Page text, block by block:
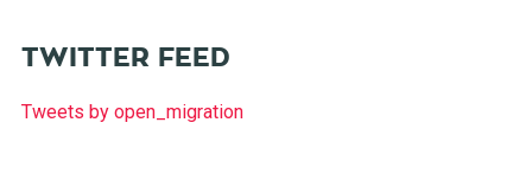
TWITTER FEED
Tweets by open_migration